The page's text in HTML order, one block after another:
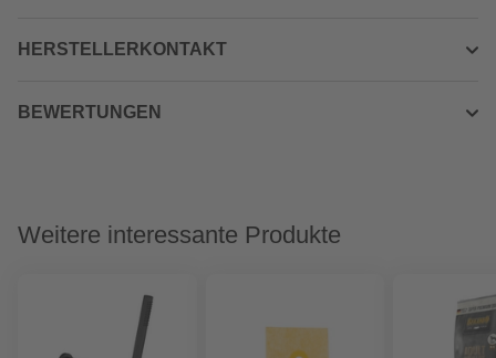
HERSTELLERKONTAKT
BEWERTUNGEN
Weitere interessante Produkte